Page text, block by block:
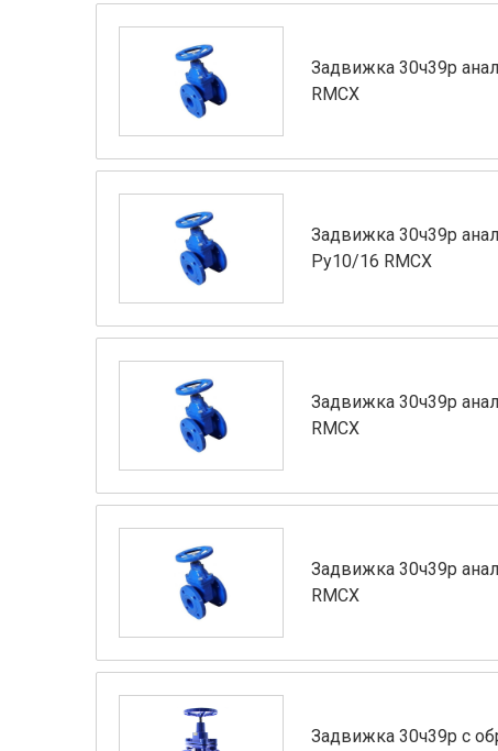
Задвижка 30ч39р
RMCX
Задвижка 30ч39р
Ру10/16 RMCX
Задвижка 30ч39р
RMCX
Задвижка 30ч39р
RMCX
Задвижка 30ч39р с